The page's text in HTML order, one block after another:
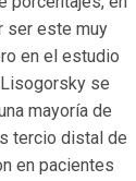
ser este muy
en el estudio
se
mayoría de
tercio distal de
en pacientes